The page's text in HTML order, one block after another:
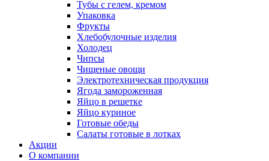
Тубы с гелем, кремом
Упаковка
Фрукты
Хлебобулочные изделия
Холодец
Чипсы
Чищеные овощи
Электротехническая продукция
Ягода замороженная
Яйцо в решетке
Яйцо куриное
Готовые обеды
Салаты готовые в лотках
Акции
О компании